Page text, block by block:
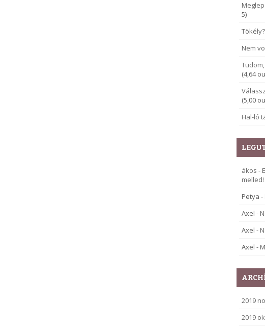
5)
Tökély?
Nem
(4,64
(5,00
Hal-ló
ákos -
melled!
Petya -
Axel -
Axel -
Axel -
2019
2019